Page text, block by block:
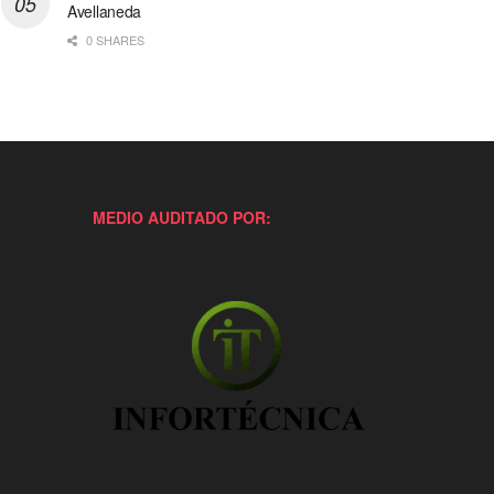
Avellaneda
0 SHARES
MEDIO AUDITADO POR: